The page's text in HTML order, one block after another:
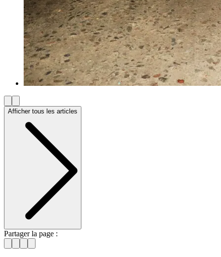
Afficher tous les articles
Partager la page :